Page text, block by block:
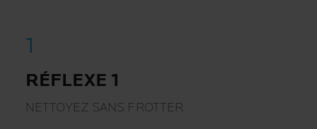
RÉFLEXE 1
NETTOYEZ SANS FROTTER